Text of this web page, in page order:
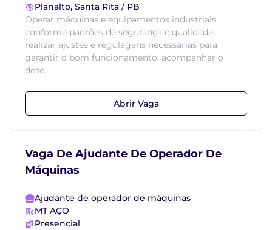
Planalto, Santa Rita / PB
Operar máquinas e equipamentos industriais
conforme padrões de segurança e qualidade;
realizar ajustes e regulagens necessárias para
garantir o bom funcionamento; acompanhar o
dese...
Abrir Vaga
Vaga De Ajudante De Operador De
Máquinas
Ajudante de operador de máquinas
MT AÇO
Presencial